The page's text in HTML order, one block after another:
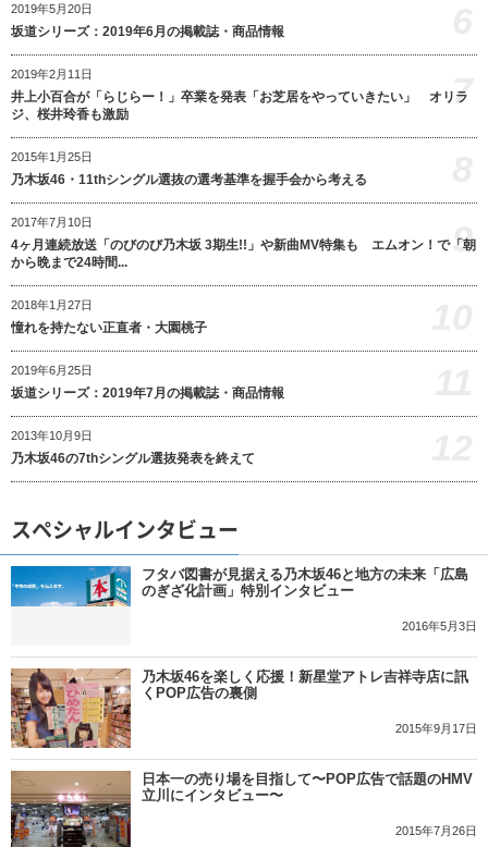
2019年5月20日
坂道シリーズ：2019年6月の掲載誌・商品情報
2019年2月11日
井上小百合が「らじらー！」卒業を発表「お芝居をやっていきたい」 オリラ
ジ、桜井玲香も激励
7
2015年1月25日
乃木坂46・11thシングル選抜の選考基準を握手会から考える
2017年7月10日
4ヶ月連続放送「のびのび乃木坂 3期生!!」や新曲MV特集も エムオン！で「朝
から晩まで24時間...
9
2018年1月27日
憧れを持たない正直者・大園桃子
2019年6月25日
坂道シリーズ：2019年7月の掲載誌・商品情報
2013年10月9日
乃木坂46の7thシングル選抜発表を終えて
スペシャルインタビュー
フタバ図書が見据える乃木坂46と地方の未来「広島
のぎざ化計画」特別インタビュー
2016年5月3日
乃木坂46を楽しく応援！新星堂アトレ吉祥寺店に訊
くPOP広告の裏側
2015年9月17日
日本一の売り場を目指して〜POP広告で話題のHMV
立川にインタビュー〜
2015年7月26日